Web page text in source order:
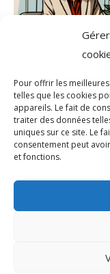
Pour offrir les
telles que les cookies
appareils. Le fait de
traiter des données
uniques sur ce site. Le
consentement peut
et fonctions.